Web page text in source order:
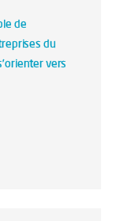
de
du
vers